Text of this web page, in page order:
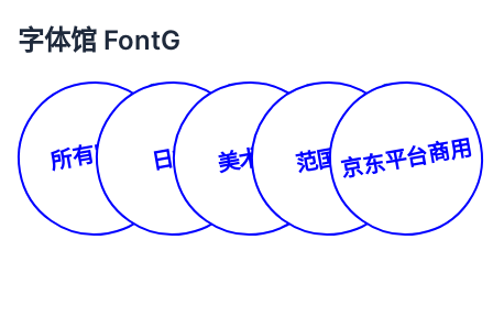
字体馆 FontG
所有字体 日文 美术体 范国平京东平台商用